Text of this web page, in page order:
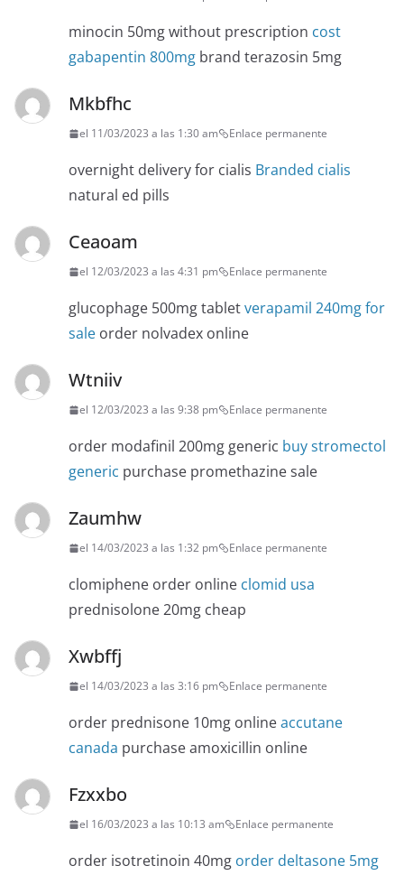
minocin 50mg without prescription cost
gabapentin 800mg brand terazosin 5mg
Mkbfhc
el 11/03/2023 a las 1:30 am Enlace permanente
overnight delivery for cialis Branded cialis
natural ed pills
Ceaoam
el 12/03/2023 a las 4:31 pm Enlace permanente
glucophage 500mg tabletverapamil 240mg for
sale order nolvadex online
Wtniiv
el 12/03/2023 a las 9:38 pm Enlace permanente
order modafinil 200mg generic buy stromectol
generic purchase promethazine sale
Zaumhw
el 14/03/2023 a las 1:32 pm Enlace permanente
clomiphene order online clomid usa
prednisolone 20mg cheap
Xwbffj
el 14/03/2023 a las 3:16 pm Enlace permanente
order prednisone 10mg onlineaccutane
canada purchase amoxicillin online
Fzxxbo
el 16/03/2023 a las 10:13 am Enlace permanente
order isotretinoin 40mg order deltasone 5mg